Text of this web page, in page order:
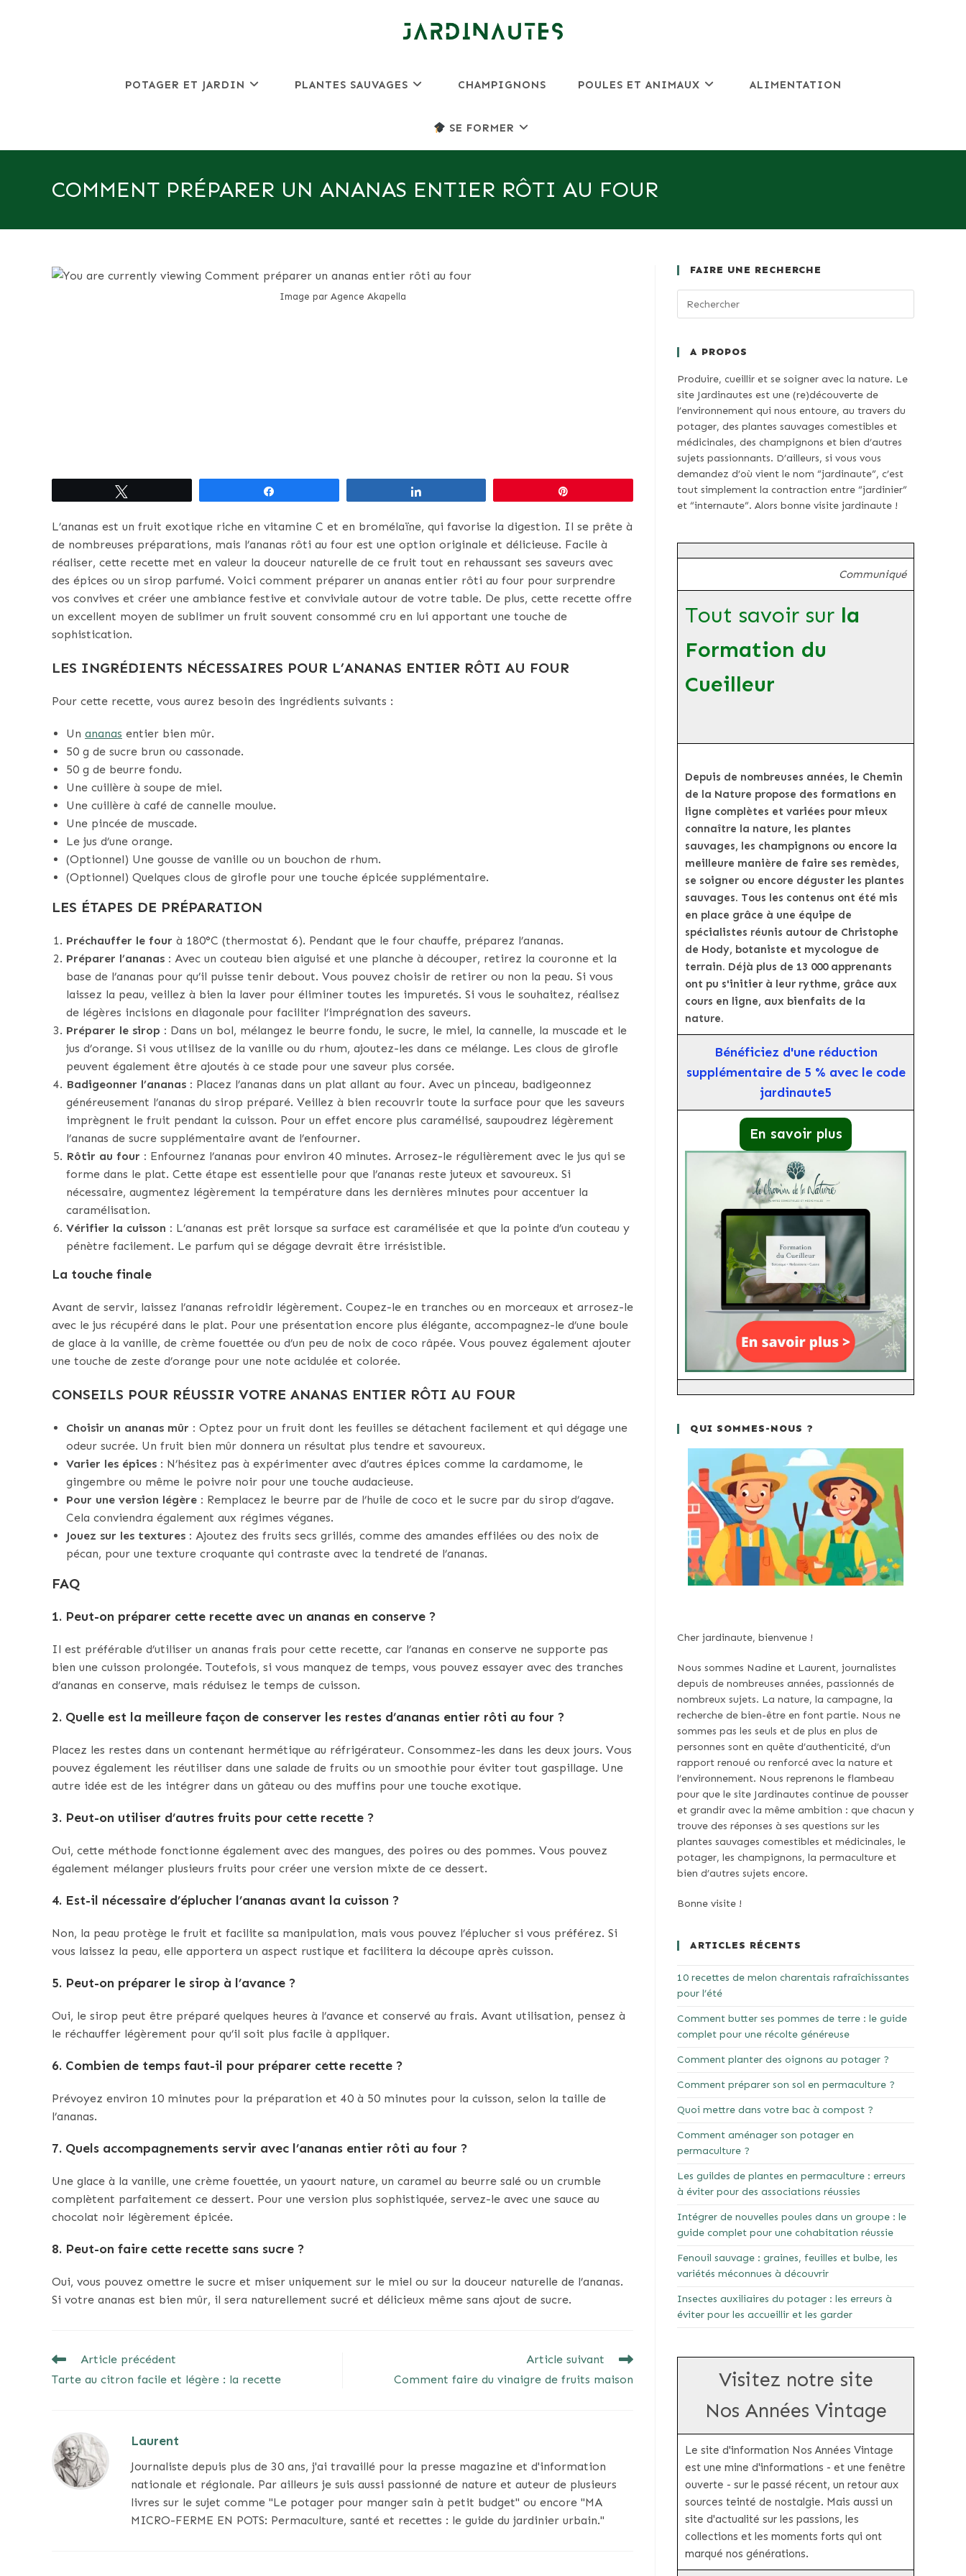
POTAGER ET JARDIN PLANTES SAUVAGES CHAMPIGNONS POULES ET ANIMAUX ALIMENTATION
SE FORMER
COMMENT PRÉPARER UN ANANAS ENTIER RÔTI AU FOUR
Image par Agence Akapella
L’ananas est un fruit exotique riche en vitamine C et en bromélaïne, qui favorise la digestion. Il se prête à
de nombreuses préparations, mais l’ananas rôti au four est une option originale et délicieuse. Facile à
réaliser, cette recette met en valeur la douceur naturelle de ce fruit tout en rehaussant ses saveurs avec
des épices ou un sirop parfumé. Voici comment préparer un ananas entier rôti au four pour surprendre
vos convives et créer une ambiance festive et conviviale autour de votre table. De plus, cette recette offre
un excellent moyen de sublimer un fruit souvent consommé cru en lui apportant une touche de
sophistication.
LES INGRÉDIENTS NÉCESSAIRES POUR L’ANANAS ENTIER RÔTI AU FOUR
Pour cette recette, vous aurez besoin des ingrédients suivants :
Un ananas entier bien mûr.
50 g de sucre brun ou cassonade.
50 g de beurre fondu.
Une cuillère à soupe de miel.
Une cuillère à café de cannelle moulue.
Une pincée de muscade.
Le jus d’une orange.
(Optionnel) Une gousse de vanille ou un bouchon de rhum.
(Optionnel) Quelques clous de girofle pour une touche épicée supplémentaire.
LES ÉTAPES DE PRÉPARATION
Préchauffer le four à 180°C (thermostat 6). Pendant que le four chauffe, préparez l’ananas.
Préparer l’ananas : Avec un couteau bien aiguisé et une planche à découper, retirez la couronne et la
base de l’ananas pour qu’il puisse tenir debout. Vous pouvez choisir de retirer ou non la peau. Si vous
laissez la peau, veillez à bien la laver pour éliminer toutes les impuretés. Si vous le souhaitez, réalisez
de légères incisions en diagonale pour faciliter l’imprégnation des saveurs.
Préparer le sirop : Dans un bol, mélangez le beurre fondu, le sucre, le miel, la cannelle, la muscade et le
jus d’orange. Si vous utilisez de la vanille ou du rhum, ajoutez-les dans ce mélange. Les clous de girofle
peuvent également être ajoutés à ce stade pour une saveur plus corsée.
Badigeonner l’ananas : Placez l’ananas dans un plat allant au four. Avec un pinceau, badigeonnez
généreusement l’ananas du sirop préparé. Veillez à bien recouvrir toute la surface pour que les saveurs
imprègnent le fruit pendant la cuisson. Pour un effet encore plus caramélisé, saupoudrez légèrement
l’ananas de sucre supplémentaire avant de l’enfourner.
Rôtir au four : Enfournez l’ananas pour environ 40 minutes. Arrosez-le régulièrement avec le jus qui se
forme dans le plat. Cette étape est essentielle pour que l’ananas reste juteux et savoureux. Si
nécessaire, augmentez légèrement la température dans les dernières minutes pour accentuer la
caramélisation.
Vérifier la cuisson : L’ananas est prêt lorsque sa surface est caramélisée et que la pointe d’un couteau y
pénètre facilement. Le parfum qui se dégage devrait être irrésistible.
La touche finale
Avant de servir, laissez l’ananas refroidir légèrement. Coupez-le en tranches ou en morceaux et arrosez-le
avec le jus récupéré dans le plat. Pour une présentation encore plus élégante, accompagnez-le d’une boule
de glace à la vanille, de crème fouettée ou d’un peu de noix de coco râpée. Vous pouvez également ajouter
une touche de zeste d’orange pour une note acidulée et colorée.
CONSEILS POUR RÉUSSIR VOTRE ANANAS ENTIER RÔTI AU FOUR
Choisir un ananas mûr : Optez pour un fruit dont les feuilles se détachent facilement et qui dégage une
odeur sucrée. Un fruit bien mûr donnera un résultat plus tendre et savoureux.
Varier les épices : N’hésitez pas à expérimenter avec d’autres épices comme la cardamome, le
gingembre ou même le poivre noir pour une touche audacieuse.
Pour une version légère : Remplacez le beurre par de l’huile de coco et le sucre par du sirop d’agave.
Cela conviendra également aux régimes véganes.
Jouez sur les textures : Ajoutez des fruits secs grillés, comme des amandes effilées ou des noix de
pécan, pour une texture croquante qui contraste avec la tendreté de l’ananas.
FAQ
1. Peut-on préparer cette recette avec un ananas en conserve ?
Il est préférable d’utiliser un ananas frais pour cette recette, car l’ananas en conserve ne supporte pas
bien une cuisson prolongée. Toutefois, si vous manquez de temps, vous pouvez essayer avec des tranches
d’ananas en conserve, mais réduisez le temps de cuisson.
2. Quelle est la meilleure façon de conserver les restes d’ananas entier rôti au four ?
Placez les restes dans un contenant hermétique au réfrigérateur. Consommez-les dans les deux jours. Vous
pouvez également les réutiliser dans une salade de fruits ou un smoothie pour éviter tout gaspillage. Une
autre idée est de les intégrer dans un gâteau ou des muffins pour une touche exotique.
3. Peut-on utiliser d’autres fruits pour cette recette ?
Oui, cette méthode fonctionne également avec des mangues, des poires ou des pommes. Vous pouvez
également mélanger plusieurs fruits pour créer une version mixte de ce dessert.
4. Est-il nécessaire d’éplucher l’ananas avant la cuisson ?
Non, la peau protège le fruit et facilite sa manipulation, mais vous pouvez l’éplucher si vous préférez. Si
vous laissez la peau, elle apportera un aspect rustique et facilitera la découpe après cuisson.
5. Peut-on préparer le sirop à l’avance ?
Oui, le sirop peut être préparé quelques heures à l’avance et conservé au frais. Avant utilisation, pensez à
le réchauffer légèrement pour qu’il soit plus facile à appliquer.
6. Combien de temps faut-il pour préparer cette recette ?
Prévoyez environ 10 minutes pour la préparation et 40 à 50 minutes pour la cuisson, selon la taille de
l’ananas.
7. Quels accompagnements servir avec l’ananas entier rôti au four ?
Une glace à la vanille, une crème fouettée, un yaourt nature, un caramel au beurre salé ou un crumble
complètent parfaitement ce dessert. Pour une version plus sophistiquée, servez-le avec une sauce au
chocolat noir légèrement épicée.
8. Peut-on faire cette recette sans sucre ?
Oui, vous pouvez omettre le sucre et miser uniquement sur le miel ou sur la douceur naturelle de l’ananas.
Si votre ananas est bien mûr, il sera naturellement sucré et délicieux même sans ajout de sucre.
READ
ARTICLES
Article précédent
Tarte au citron facile et légère : la recette
Article suivant
Comment faire du vinaigre de fruits maison
Laurent
Journaliste depuis plus de 30 ans, j'ai travaillé pour la presse magazine et d'information
nationale et régionale. Par ailleurs je suis aussi passionné de nature et auteur de plusieurs
livres sur le sujet comme "Le potager pour manger sain à petit budget" ou encore "MA
MICRO-FERME EN POTS: Permaculture, santé et recettes : le guide du jardinier urbain."
FAIRE UNE RECHERCHE
A PROPOS
Produire, cueillir et se soigner avec la nature. Le
site Jardinautes est une (re)découverte de
l’environnement qui nous entoure, au travers du
potager, des plantes sauvages comestibles et
médicinales, des champignons et bien d’autres
sujets passionnants. D’ailleurs, si vous vous
demandez d’où vient le nom “jardinaute”, c’est
tout simplement la contraction entre “jardinier”
et “internaute”. Alors bonne visite jardinaute !
Communiqué
Tout savoir sur la
Formation du
Cueilleur
Depuis de nombreuses années, le Chemin
de la Nature propose des formations en
ligne complètes et variées pour mieux
connaître la nature, les plantes
sauvages, les champignons ou encore la
meilleure manière de faire ses remèdes,
se soigner ou encore déguster les plantes
sauvages. Tous les contenus ont été mis
en place grâce à une équipe de
spécialistes réunis autour de Christophe
de Hody, botaniste et mycologue de
terrain. Déjà plus de 13 000 apprenants
ont pu s'initier à leur rythme, grâce aux
cours en ligne, aux bienfaits de la
nature.
Bénéficiez d'une réduction
supplémentaire de 5 % avec le code
jardinaute5
En savoir plus
QUI SOMMES-NOUS ?
Cher jardinaute, bienvenue !
Nous sommes Nadine et Laurent, journalistes
depuis de nombreuses années, passionnés de
nombreux sujets. La nature, la campagne, la
recherche de bien-être en font partie. Nous ne
sommes pas les seuls et de plus en plus de
personnes sont en quête d’authenticité, d’un
rapport renoué ou renforcé avec la nature et
l’environnement. Nous reprenons le flambeau
pour que le site Jardinautes continue de pousser
et grandir avec la même ambition : que chacun y
trouve des réponses à ses questions sur les
plantes sauvages comestibles et médicinales, le
potager, les champignons, la permaculture et
bien d’autres sujets encore.
Bonne visite !
ARTICLES RÉCENTS
10 recettes de melon charentais rafraîchissantes
pour l’été
Comment butter ses pommes de terre : le guide
complet pour une récolte généreuse
Comment planter des oignons au potager ?
Comment préparer son sol en permaculture ?
Quoi mettre dans votre bac à compost ?
Comment aménager son potager en
permaculture ?
Les guildes de plantes en permaculture : erreurs
à éviter pour des associations réussies
Intégrer de nouvelles poules dans un groupe : le
guide complet pour une cohabitation réussie
Fenouil sauvage : graines, feuilles et bulbe, les
variétés méconnues à découvrir
Insectes auxiliaires du potager : les erreurs à
éviter pour les accueillir et les garder
Visitez notre site
Nos Années Vintage
Le site d'information Nos Années Vintage
est une mine d'informations - et une fenêtre
ouverte - sur le passé récent, un retour aux
sources teinté de nostalgie. Mais aussi un
site d'actualité sur les passions, les
collections et les moments forts qui ont
marqué nos générations.